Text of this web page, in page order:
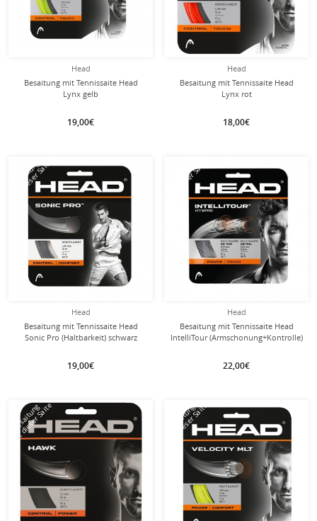
Head
Besaitung mit Tennissaite Head
Lynx gelb
19,00€
Head
Besaitung mit Tennissaite Head
Lynx rot
18,00€
Head
Besaitung mit Tennissaite Head
Sonic Pro (Haltbarkeit) schwarz
19,00€
Besaitung
mit dieser Saite
Head
Besaitung mit Tennissaite Head
IntelliTour (Armschonung+Kontrolle)
22,00€
Besaitung
mit dieser Saite
Besaitung
mit dieser Saite Besaitung
mit dieser Saite